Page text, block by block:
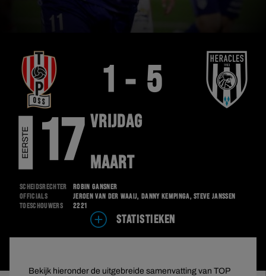
E
E
R
S
T
E
D
I
V
I
S
I 17 VRIJDAG
MAART
1 - 5
Scheidsrechter
Robin Gansner
Officials
Jeroen van der Waaij, Danny Kempinga, Steve Janssen
Toeschouwers
2221
STATISTIEKEN
Bekijk hieronder de uitgebreide samenvatting van TOP